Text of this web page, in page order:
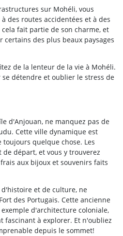
sur Mohéli, vous
des routes accidentées et à des
fait partie de son charme, et
certains des plus beaux paysages
de la lenteur de la vie à Mohéli.
détendre et oublier le stress de
d'Anjouan, ne manquez pas de
Cette ville dynamique est
toujours quelque chose. Les
départ, et vous y trouverez
aux bijoux et souvenirs faits
et de culture, ne
des Portugais. Cette ancienne
d'architecture coloniale,
fascinant à explorer. Et n'oubliez
depuis le sommet!